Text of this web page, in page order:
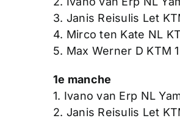
3. Janis Reisulis Let
4. Mirco ten Kate NL
5. Max Werner D KTM
1e manche
1. Ivano van Erp NL
2. Janis Reisulis Let